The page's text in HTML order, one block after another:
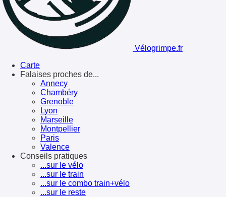
Vélogrimpe.fr
Carte
Falaises proches de...
Annecy
Chambéry
Grenoble
Lyon
Marseille
Montpellier
Paris
Valence
Conseils pratiques
...sur le vélo
...sur le train
...sur le combo train+vélo
...sur le reste